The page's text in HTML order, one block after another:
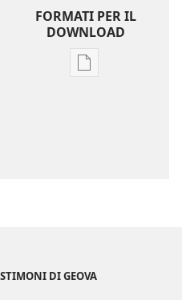
FORMATI PER IL
DOWNLOAD
Opzioni
DI GEOVA